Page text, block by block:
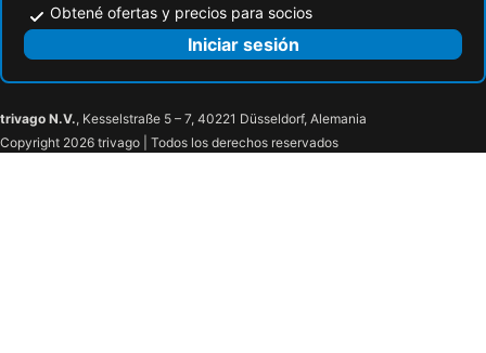
Obtené ofertas y precios para socios
Iniciar sesión
trivago N.V., Kesselstraße 5 – 7, 40221 Düsseldorf, Alemania
Copyright 2026 trivago | Todos los derechos reservados